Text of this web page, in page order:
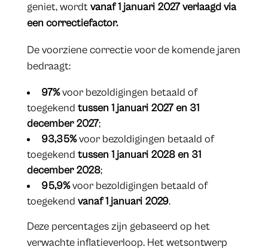
geniet, wordtvanaf 1 januari 2027 verlaagd via
een correctiefactor.
De voorziene correctie voor de komende jaren
bedraagt:
97%voor bezoldigingen betaald of
toegekend tussen 1 januari 2027 en 31
december 2027;
93,35%voor bezoldigingen betaald of
toegekend tussen 1 januari 2028 en 31
december 2028;
95,9%voor bezoldigingen betaald of
toegekend vanaf 1 januari 2029.
Deze percentages zijn gebaseerd op het
verwachte inflatieverloop. Het wetsontwerp